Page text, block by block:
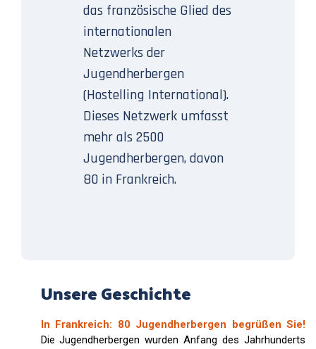
das französische Glied des
internationalen
Netzwerks der
Jugendherbergen
(Hostelling International).
Dieses Netzwerk umfasst
mehr als 2500
Jugendherbergen, davon
80 in Frankreich.
Unsere Geschichte
In Frankreich: 80 Jugendherbergen begrüßen Sie!
Die Jugendherbergen wurden Anfang des Jahrhunderts